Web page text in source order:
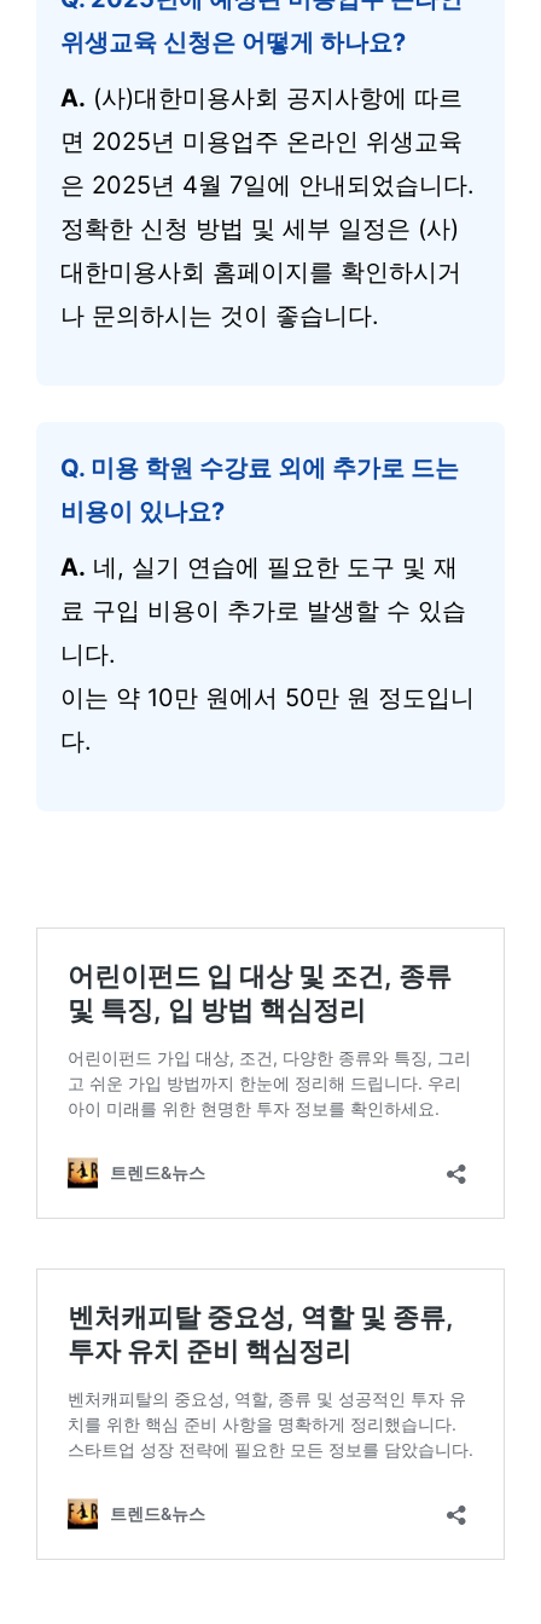
위생교육 신청은 어떻게 하나요?
A. (사)대한미용사회 공지사항에 따르
면 2025년 미용업주 온라인 위생교육
은 2025년 4월 7일에 안내되었습니다.
정확한 신청 방법 및 세부 일정은 (사)
대한미용사회 홈페이지를 확인하시거
나 문의하시는 것이 좋습니다.
Q. 미용 학원 수강료 외에 추가로 드는
비용이 있나요?
A. 네, 실기 연습에 필요한 도구 및 재
료 구입 비용이 추가로 발생할 수 있습
니다.
이는 약 10만 원에서 50만 원 정도입니
다.